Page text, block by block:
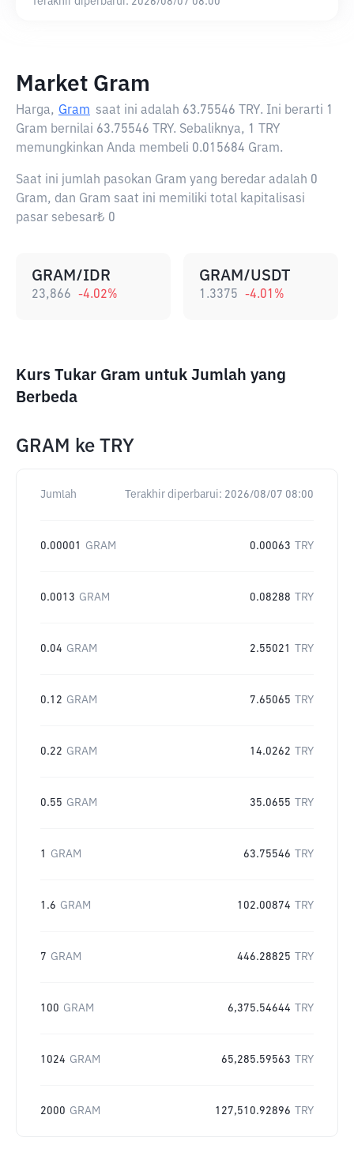
Market Gram
Harga, Gram saat ini adalah 63.75546 TRY. Ini berarti 1
Gram bernilai 63.75546 TRY. Sebaliknya, 1 TRY
memungkinkan Anda membeli 0.015684 Gram.
Saat ini jumlah pasokan Gram yang beredar adalah 0
Gram, dan Gram saat ini memiliki total kapitalisasi
pasar sebesar₺ 0
GRAM/IDR
23,866 -4.02%
GRAM/USDT
1.3375 -4.01 %
Kurs Tukar Gram untuk Jumlah yang
Berbeda
GRAM ke TRY
Jumlah Terakhir diperbarui: 2026/08/07 08:00
0.00001 GRAM 0.00063 TRY
0.0013 GRAM 0.08288 TRY
0.04 GRAM 2.55021 TRY
0.12 GRAM 7.65065 TRY
0.22 GRAM 14.0262 TRY
0.55 GRAM 35.0655 TRY
1 GRAM 63.75546 TRY
1.6 GRAM 102.00874 TRY
7 GRAM 446.28825 TRY
100 GRAM 6,375.54644 TRY
1024 GRAM 65,285.59563 TRY
2000 GRAM 127,510.92896 TRY